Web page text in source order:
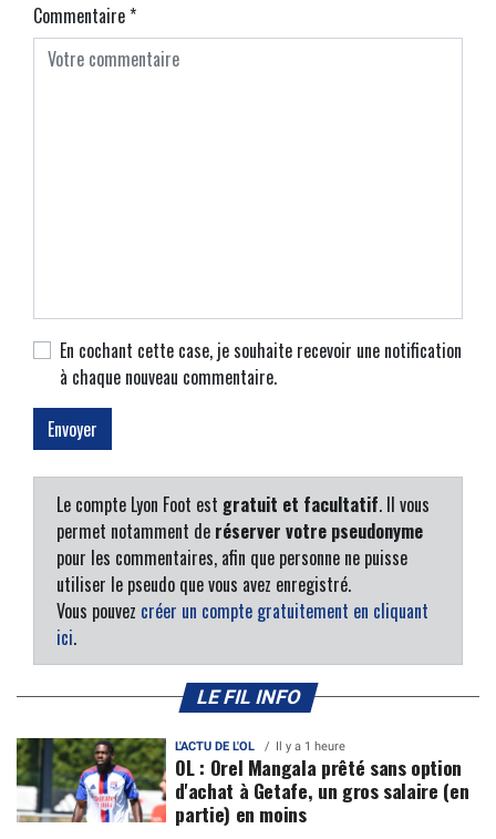
Commentaire*
En cochant cette case, je souhaite recevoir une notification
à chaque nouveau commentaire.
Le compte Lyon Foot est gratuit et facultatif. Il vous
permet notamment de réserver votre pseudonyme
pour les commentaires, afin que personne ne puisse
utiliser le pseudo que vous avez enregistré.
Vous pouvez créer un compte gratuitement en cliquant
ici.
LE FIL INFO
L'ACTU DE L'OL Il y a 1 heure
OL : Orel Mangala prêté sans option
d'achat à Getafe, un gros salaire (en
partie) en moins